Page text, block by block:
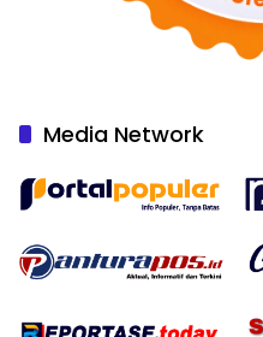
Media Network